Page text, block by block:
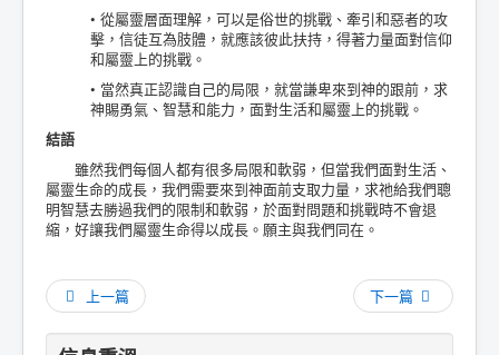
• 從屬靈層面理解，可以是俗世的挑戰、牽引和惡者的攻
擊，信徒互為肢體，就應該彼此扶持，得著力量面對信仰
和屬靈上的挑戰。
• 當然真正認識自己的局限，就當謙卑來到神的跟前，求
神賜勇氣、智慧和能力，面對生活和屬靈上的挑戰。
結語
雖然我們每個人都有很多局限和軟弱，但當我們面對生活、
屬靈生命的成長，我們需要來到神面前支取力量，求祂給我們聰
明智慧去勝過我們的限制和軟弱，於面對問題和挑戰時不會退
縮，好讓我們屬靈生命得以成長。願主與我們同在。
上一篇 下一篇